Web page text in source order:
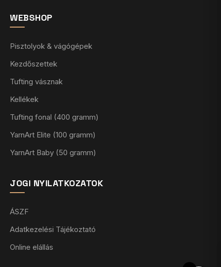
WEBSHOP
Pisztolyok & vágógépek
Kezdőszettek
Tufting vásznak
Kellékek
Tufting fonal (400 gramm)
YarnArt Elite (100 gramm)
YarnArt Baby (50 gramm)
JOGI NYILATKOZATOK
ÁSZF
Adatkezelési Tájékoztató
Online elállás